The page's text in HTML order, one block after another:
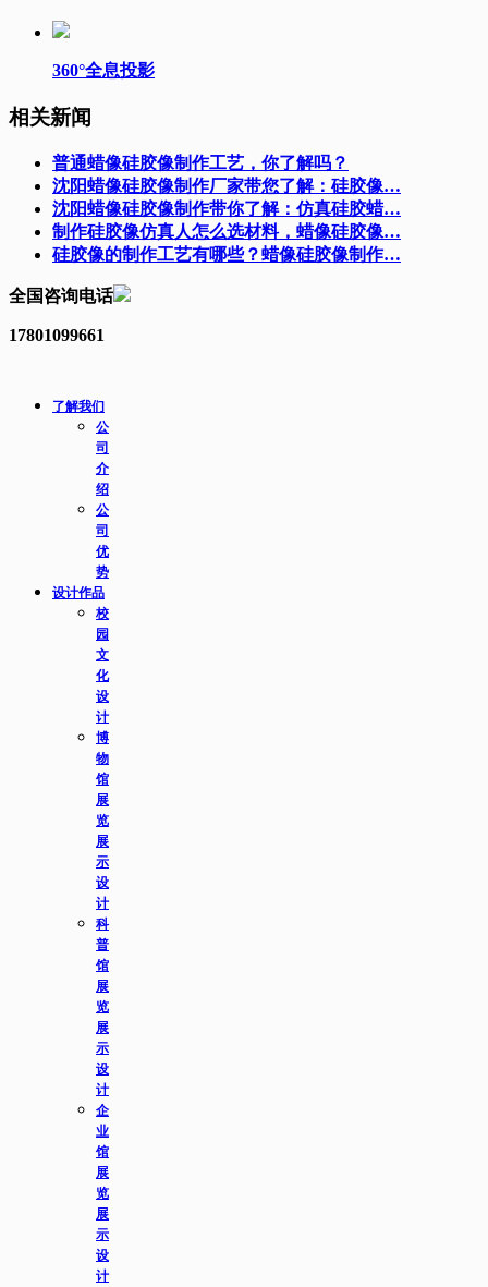
360°全息投影
相关新闻
普通蜡像硅胶像制作工艺，你了解吗？
沈阳蜡像硅胶像制作厂家带您了解：硅胶像…
沈阳蜡像硅胶像制作带你了解：仿真硅胶蜡…
制作硅胶像仿真人怎么选材料，蜡像硅胶像…
硅胶像的制作工艺有哪些？蜡像硅胶像制作…
全国咨询电话
17801099661
了解我们
公
司
介
绍
公
司
优
势
设计作品
校
园
文
化
设
计
博
物
馆
展
览
展
示
设
计
科
普
馆
展
览
展
示
设
计
企
业
馆
展
览
展
示
设
计